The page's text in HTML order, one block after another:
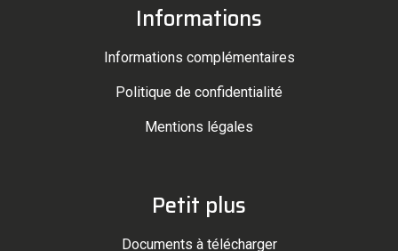
Informations
Informations complémentaires
Politique de confidentialité
Mentions légales
Petit plus
Documents à télécharger